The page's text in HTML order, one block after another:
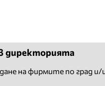
директорията
на фирмите по град и/